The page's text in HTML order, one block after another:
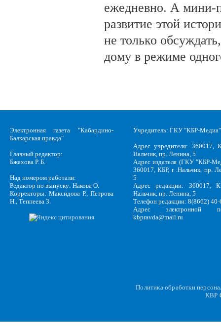
ежедневно. А мини-
развитие этой
не только
дому в режиме
Электронная газета "Кабардино-
Балкарская правда"
Главный редактор:
Бжахова Р. Б.
Над номером работали:
Редактор по выпуску: Накова О.
Корректоры: Максидова Р., Петрова
Н., Теппеева З.
Учредитель: ГКУ "КБР-Медиа"
Адрес учредителя: 360017,
Нальчик, пр. Ленина, 5
Адрес издателя (ГКУ "КБР-
360017, КБР, г .Нальчик, пр.
5
Адрес редакции: 360017,
Нальчик, пр. Ленина, 5
Телефон редакции: 8(8662)
Адрес электронной
kbpravda@mail.ru
Политика обработки
KBP